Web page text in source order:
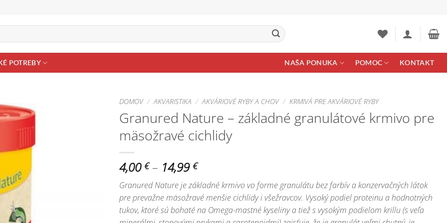
POTREBY NAŠA PONUKA POMOC KONTAKT
DOMOV / AKVARISTIKA / AKVÁRIOVÉ RYBY A CHOV / KRMIVÁ PRE AKVÁRIOVÉ RYBY
Granured Nature – základné granulátové krmivo pre
mäsožravé cichlidy
4,00 € – 14,99 €Price
range:
4,00 €
through
14,99 €
Granured Nature je základné krmivo vo forme granulátu bez farbív a konzervačných látok
pre prevažne mäsožravé menšie cichlidy i všežravcov. Vysoký podiel proteinu a hodnotných
tukov, ktoré sú bohaté na Omega-mastné kyseliny a tiež s vysokým podielom krillu (s veľa